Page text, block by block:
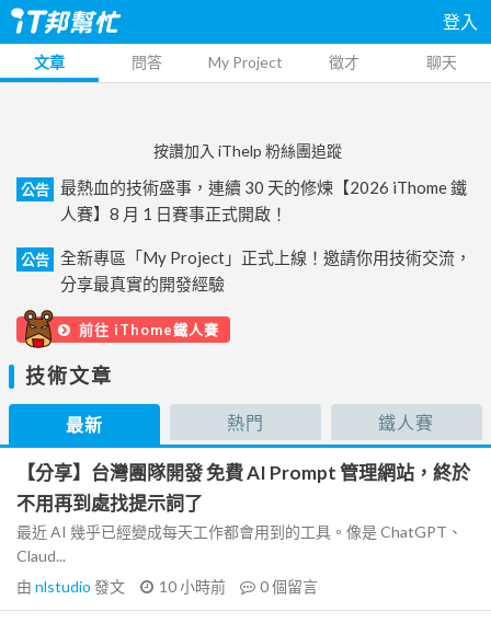
登入
文章 問答 My Project 徵才 聊天
按讚加入 iThelp 粉絲團追蹤
公告
最熱血的技術盛事，連續 30 天的修煉【2026 iThome 鐵
人賽】8 月 1 日賽事正式開啟！
公告
全新專區「My Project」正式上線！邀請你用技術交流，
分享最真實的開發經驗
前往 iThome鐵人賽
技術文章
最新 熱門 鐵人賽
【分享】台灣團隊開發 免費 AI Prompt 管理網站，終於
不用再到處找提示詞了
最近 AI 幾乎已經變成每天工作都會用到的工具。像是 ChatGPT、
Claud...
由 nlstudio 發文 10 小時前 0個留言